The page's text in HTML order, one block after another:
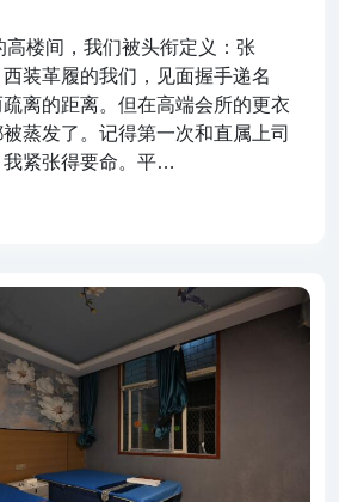
楼间，我们被头衔定义：张
装革履的我们，见面握手递名
离的距离。但在高端会所的更衣
蒸发了。记得第一次和直属上司
紧张得要命。平…